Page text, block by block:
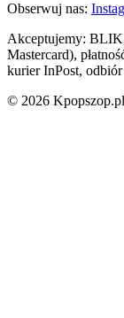
Obserwuj nas:
Akceptujemy:
Mastercard),
kurier InPost,
© 2026